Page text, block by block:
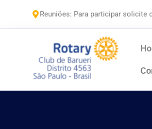
Reuniões: Para participar solicite